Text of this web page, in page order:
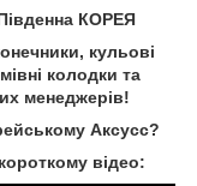
КОРЕЯ
кульові
колодки та
менеджерів!
Аксусс?
відео: